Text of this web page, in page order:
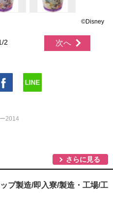
©Disney
次へ
2
2014
さらに見る
プ製造/即入寮/製造・工場/工